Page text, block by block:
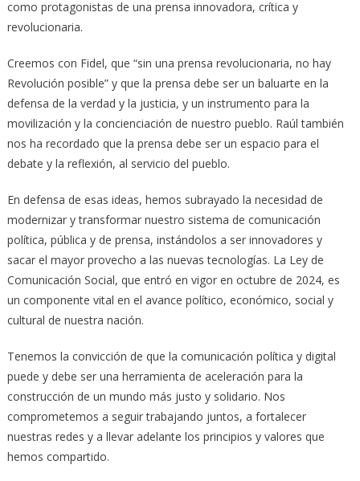
como protagonistas de una prensa innovadora, crítica y
revolucionaria.
Creemos con Fidel, que “sin una prensa revolucionaria, no hay
Revolución posible” y que la prensa debe ser un baluarte en la
defensa de la verdad y la justicia, y un instrumento para la
movilización y la concienciación de nuestro pueblo. Raúl también
nos ha recordado que la prensa debe ser un espacio para el
debate y la reflexión, al servicio del pueblo.
En defensa de esas ideas, hemos subrayado la necesidad de
modernizar y transformar nuestro sistema de comunicación
política, pública y de prensa, instándolos a ser innovadores y
sacar el mayor provecho a las nuevas tecnologías. La Ley de
Comunicación Social, que entró en vigor en octubre de 2024, es
un componente vital en el avance político, económico, social y
cultural de nuestra nación.
Tenemos la convicción de que la comunicación política y digital
puede y debe ser una herramienta de aceleración para la
construcción de un mundo más justo y solidario. Nos
comprometemos a seguir trabajando juntos, a fortalecer
nuestras redes y a llevar adelante los principios y valores que
hemos compartido.